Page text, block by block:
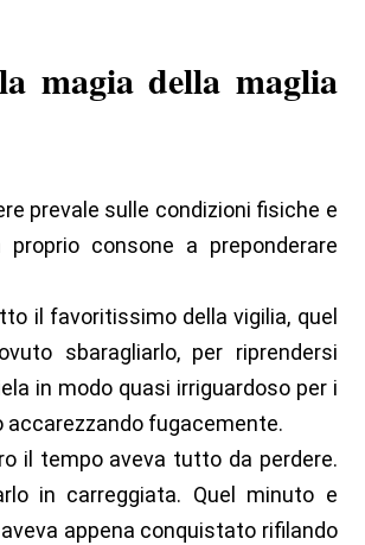
magia della maglia
prevale sulle condizioni fisiche e
consone a preponderare
il favoritissimo della vigilia, quel
sbaragliarlo, per riprendersi
in modo quasi irriguardoso per i
accarezzando fugacemente.
il tempo aveva tutto da perdere.
in carreggiata. Quel minuto e
appena conquistato rifilando